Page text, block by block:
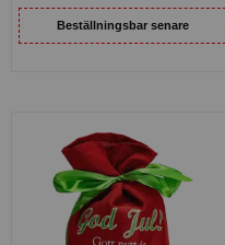
Beställningsbar senare